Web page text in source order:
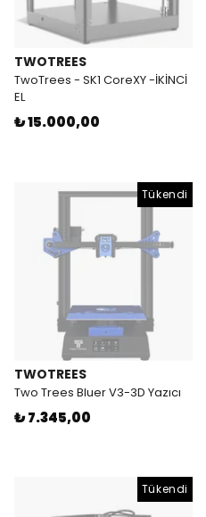
TWOTREES
TwoTrees - SK1 CoreXY -İKİNCİ
EL
₺ 15.000,00
Tükendi
TWOTREES
Two Trees Bluer V3-3D Yazıcı
₺ 7.345,00
Tükendi